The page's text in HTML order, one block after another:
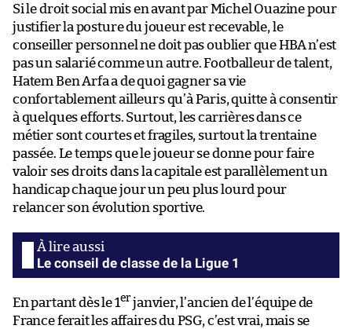
Si le droit social mis en avant par Michel Ouazine pour
justifier la posture du joueur est recevable, le
conseiller personnel ne doit pas oublier que HBA n’est
pas un salarié comme un autre. Footballeur de talent,
Hatem Ben Arfa a de quoi gagner sa vie
confortablement ailleurs qu’à Paris, quitte à consentir
à quelques efforts. Surtout, les carrières dans ce
métier sont courtes et fragiles, surtout la trentaine
passée. Le temps que le joueur se donne pour faire
valoir ses droits dans la capitale est parallèlement un
handicap chaque jour un peu plus lourd pour
relancer son évolution sportive.
Le conseil de classe de la Ligue 1
En partant dès le 1er janvier, l’ancien de l’équipe de
France ferait les affaires du PSG, c’est vrai, mais se